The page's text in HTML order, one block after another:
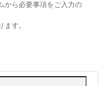
から必要事項をご入力の
す。